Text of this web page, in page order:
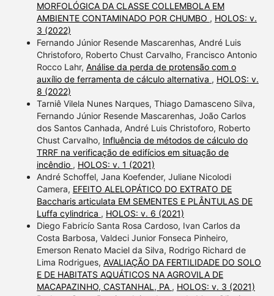
MORFOLÓGICA DA CLASSE COLLEMBOLA EM
AMBIENTE CONTAMINADO POR CHUMBO , HOLOS: v.
3 (2022)
Fernando Júnior Resende Mascarenhas, André Luis
Christoforo, Roberto Chust Carvalho, Francisco Antonio
Rocco Lahr, Análise da perda de protensão com o
auxílio de ferramenta de cálculo alternativa , HOLOS: v.
8 (2022)
Tarniê Vilela Nunes Narques, Thiago Damasceno Silva,
Fernando Júnior Resende Mascarenhas, João Carlos
dos Santos Canhada, André Luis Christoforo, Roberto
Chust Carvalho, Influência de métodos de cálculo do
TRRF na verificação de edifícios em situação de
incêndio , HOLOS: v. 1 (2021)
André Schoffel, Jana Koefender, Juliane Nicolodi
Camera, EFEITO ALELOPÁTICO DO EXTRATO DE
Baccharis articulata EM SEMENTES E PLÂNTULAS DE
Luffa cylindrica , HOLOS: v. 6 (2021)
Diego Fabricío Santa Rosa Cardoso, Ivan Carlos da
Costa Barbosa, Valdeci Junior Fonseca Pinheiro,
Emerson Renato Maciel da Silva, Rodrigo Richard de
Lima Rodrigues, AVALIAÇÃO DA FERTILIDADE DO SOLO
E DE HABITATS AQUÁTICOS NA AGROVILA DE
MACAPAZINHO, CASTANHAL, PA , HOLOS: v. 3 (2021)